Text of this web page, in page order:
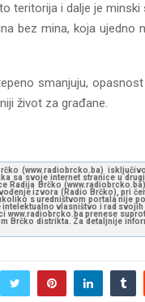
teritorija i dalje je
bez mina, koja ujedno
smanjuju,
život za građane.
(www.radiobrcko.ba)
sa svoje internet stranice u
Radija Brčko
izvora (Radio Brčko), pri
s uredništvom portala nije
intelektualno vlasništvo i rad
www.radiobrcko.ba prenese
Brčko distrikta. Za detaljnije